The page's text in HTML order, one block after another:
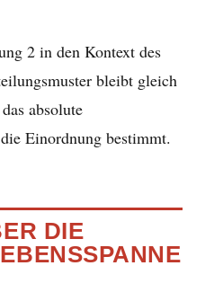
2 in den Kontext des
bleibt gleich
absolute
Einordnung bestimmt.
DIE